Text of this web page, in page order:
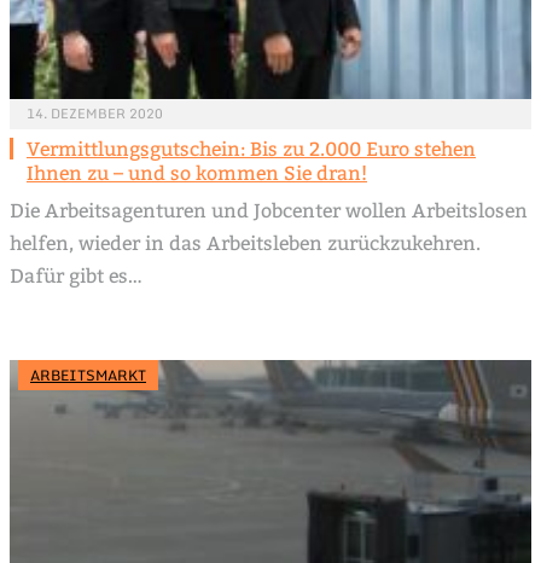
14. DEZEMBER 2020
Vermittlungsgutschein: Bis zu 2.000 Euro stehen
Ihnen zu – und so kommen Sie dran!
Die Arbeitsagenturen und Jobcenter wollen Arbeitslosen
helfen, wieder in das Arbeitsleben zurückzukehren.
Dafür gibt es…
ARBEITSMARKT